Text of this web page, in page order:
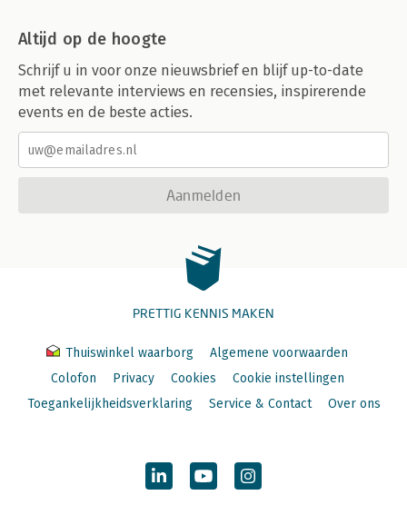
Altijd op de hoogte
Schrijf u in voor onze nieuwsbrief en blijf up-to-date
met relevante interviews en recensies, inspirerende
events en de beste acties.
Aanmelden
PRETTIG KENNIS MAKEN
Thuiswinkel waarborg
Algemene voorwaarden
Colofon
Privacy Cookies
Cookie instellingen
Toegankelijkheidsverklaring
Service & Contact Over ons